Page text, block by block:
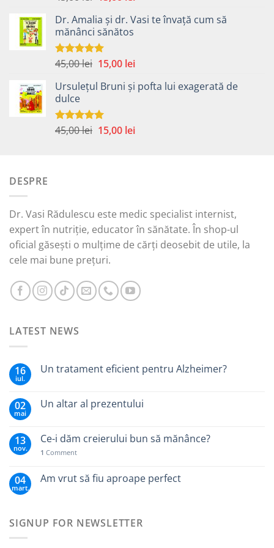
a
fost:
45,00 lei.
este:
Dr. Amalia și dr. Vasi te învață cum să
mănânci sănătos
Evaluat la
45,00lei Prețul
a
45,00 lei.
15,00 leiPrețul
este:
Ursulețul Bruni și pofta lui exagerată de
dulce
Evaluat la
45,00lei Prețul
15,00 leiPrețul
DESPRE
Dr. Vasi Rădulescu este medic specialist internist,
expert în nutriție, educator în sănătate. În shop-ul
oficial găsești o mulțime de cărți deosebit de utile, la
cele mai bune prețuri.
LATEST NEWS
16
iul.
Un tratament eficient pentru Alzheimer?
02
mai
Un altar al prezentului
13
nov.
Ce-i dăm creierului bun să mănânce?
1 Comment
04
mart.
Am vrut să fiu aproape perfect
SIGNUP FOR NEWSLETTER